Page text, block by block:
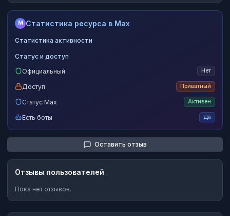
M Статистика ресурса в Max
Статистика активности
Статус и доступ
Официальный
Нет
Доступ Приватный
Статус Max Активен
Есть боты Да
Оставить отзыв
Отзывы пользователей
Пока нет отзывов.